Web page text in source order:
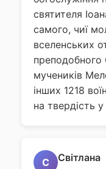
святителя
самого, чиї
вселенських
мучеників
інших 1218
на твердість у
С Світлана